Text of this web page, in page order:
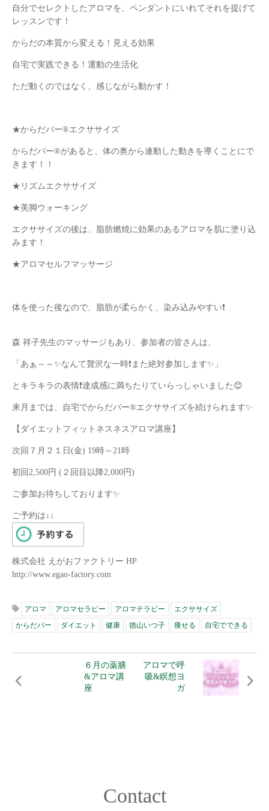
自分でセレクトしたアロマを、ペンダントにいれてそれを提げて
レッスンです！
からだの本質から変える！見える効果
自宅で実践できる！運動の生活化
ただ動くのではなく、感じながら動かす！
★からだバー®エクササイズ
からだバー®があると、体の奥から連動した動きを導くことにで
きます！！
★リズムエクササイズ
★美脚ウォーキング
エクササイズの後は、脂肪燃焼に効果のあるアロマを肌に塗り込
みます！
★アロマセルフマッサージ
体を使った後なので、脂肪が柔らかく、染み込みやすい❗
森 祥子先生のマッサージもあり、参加者の皆さんは、
「あぁ～～✨なんて贅沢な一時❗また絶対参加します✨」
とキラキラの表情❗達成感に満ちたりていらっしゃいました😊
来月までは、自宅でからだバー®エクササイズを続けられます✨
【ダイエットフィットネスネスアロマ講座】
次回７月２１日(金) 19時～21時
初回2,500円 (２回目以降2,000円)
ご参加お待ちしております✨
ご予約は↓↓
株式会社 えがおファクトリー HP
http://www.egao-factory.com
アロマ アロマセラピー アロマテラピー
エクササイズ
からだバー
ダイエット 健康 徳山いつ子 痩せる 自宅でできる
６月の薬膳
&アロマ講
座
アロマで呼
吸&瞑想ヨ
ガ
Contact